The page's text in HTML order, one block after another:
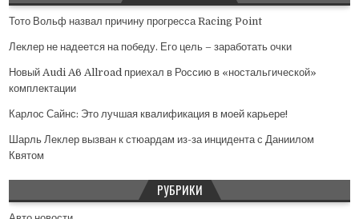
Тото Вольф назвал причину прогресса Racing Point
Леклер не надеется на победу. Его цель – заработать очки
Новый Audi A6 Allroad приехал в Россию в «ностальгической»
комплектации
Карлос Сайнс: Это лучшая квалификация в моей карьере!
Шарль Леклер вызван к стюардам из-за инцидента с Даниилом
Квятом
РУБРИКИ